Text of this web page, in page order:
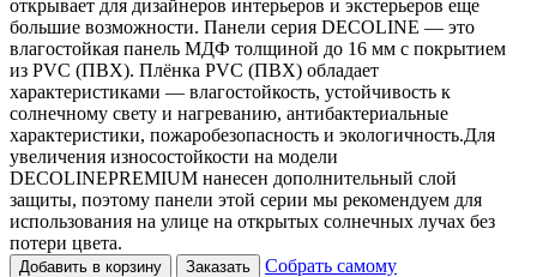
открывает для дизайнеров интерьеров и экстерьеров еще
большие возможности. Панели серия DECOLINE — это
влагостойкая панель МДФ толщиной до 16 мм с покрытием
из PVC (ПВХ). Плёнка PVC (ПВХ) обладает
характеристиками — влагостойкость, устойчивость к
солнечному свету и нагреванию, антибактериальные
характеристики, пожаробезопасность и экологичность.Для
увеличения износостойкости на модели
DECOLINEPREMIUM нанесен дополнительный слой
защиты, поэтому панели этой серии мы рекомендуем для
использования на улице на открытых солнечных лучах без
потери цвета.
Добавить в корзину Заказать
Собрать самому